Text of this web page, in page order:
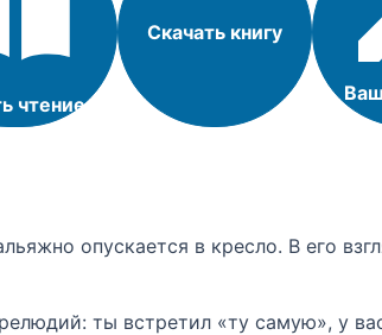
чтение
Скачать книгу
опускается в кресло. В его
ты встретил «ту самую», у